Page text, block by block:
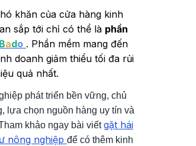
khăn của cửa hàng kinh
sắp tới chỉ có thể là phần
Bado . Phần mềm mang đến
doanh giảm thiểu tối đa rủi
quả nhất.
phát triển bền vững, chủ
lựa chọn nguồn hàng uy tín và
khảo ngay bài viếtgặt hái
nông nghiệp để có thêm kinh